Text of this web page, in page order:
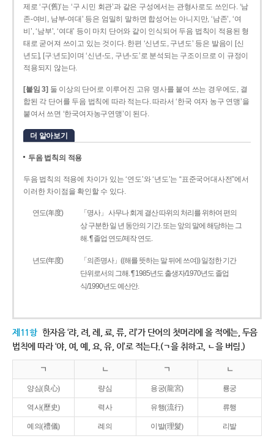
제로 ‘구(舊)’는 ‘구 시민 회관’과 같은 구성에서는 관형사로도 쓰인다. ‘남
존­-여비, 남부-­여대’ 등은 엄밀히 말하면 합성어는 아니지만, ‘남존’, ‘여
비’, ‘남부’, ‘여대’ 등이 마치 단어와 같이 인식되어 두음 법칙이 적용된 형
태로 굳어져 쓰이고 있는 것이다. 한편 ‘신년도, 구년도’ 등은 발음이 [신
년도], [구ː년도]이며 ‘신년­-도, 구년-­도’로 분석되는 구조이므로 이 규정이
적용되지 않는다.
[붙임 3] 둘 이상의 단어로 이루어진 고유 명사를 붙여 쓰는 경우에도, 결
합된 각 단어를 두음 법칙에 따라 적는다. 따라서 ‘한국 여자 농구 연맹’을
붙여서 쓰면 ‘한국여자농구연맹’이 된다.
더 알아보기
두음 법칙의 적용
두음 법칙의 적용에 차이가 있는 ‘연도’와 ‘년도’는 “표준국어대사전”에서
이러한 차이점을 확인할 수 있다.
연도(年度)
「명사」 사무나 회계 결산 따위의 처리를 위하여 편의
상 구분한 일 년 동안의 기간. 또는 앞의 말에 해당하는 그
해. ¶ 졸업 연도/제작 연도.
년도(年度)
「의존명사」((해를 뜻하는 말 뒤에 쓰여)) 일정한 기간
단위로서의 그해. ¶ 1985년도 출생자/1970년도 졸업
식/1990년도 예산안.
제11항 한자음 ‘랴, 려, 례, 료, 류, 리’가 단어의 첫머리에 올 적에는, 두음
법칙에 따라 ‘야, 여, 예, 요, 유, 이’로 적는다.(ㄱ을 취하고, ㄴ을 버림.)
ㄱ ㄴ ㄱ ㄴ
양심(良心) 량심 용궁(龍宮) 룡궁
역사(歷史) 력사 유행(流行) 류행
예의(禮儀) 례의 이발(理髮) 리발